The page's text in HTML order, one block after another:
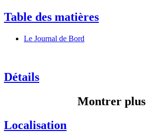
Table des matières
Le Journal de Bord
Détails
Montrer plus
Localisation